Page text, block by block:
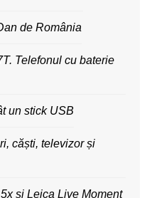
de România
Telefonul cu baterie
un stick USB
căști, televizor și
și Leica Live Moment